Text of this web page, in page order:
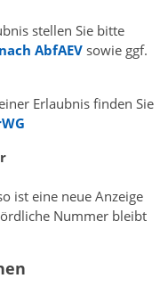
stellen Sie bitte
AbfAEV sowie ggf.
Erlaubnis finden Sie
ist eine neue Anzeige
Nummer bleibt